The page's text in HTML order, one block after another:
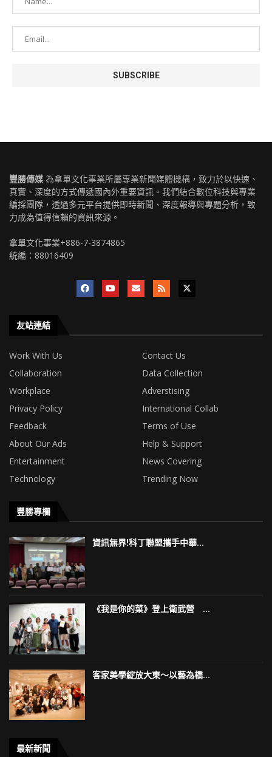
豐勝傳媒 為拿單文化事業所屬專業新聞媒體機構，致力於以快速、
真實、深度的方式傳遞國內外重要資訊。我們結合數位科技與專業
編採團隊，透過多元平台提供即時新聞、深度報導與專題分析，致
力成為值得信賴的資訊來源。
拿單文化事業+886-7-3874865
統編：88016409
友站連結
Work With Us
Contact Us
Collaboration
Data Collection
Workplace
Adverstising
Privacy Policy
International Collab
Feedback
Terms of Use
About Our Ads
Help & Support
Entertainment
News Covering
Technology
Trending Now
豐勝專欄
資訊無界!科丁聯盟攜手中華...
《我是你的菜》登上衛武營 ...
客家美學綻放大東～以藝為橋...
最新新聞